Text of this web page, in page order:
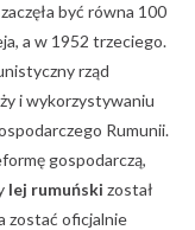
być równa 100
a w 1952 trzeciego.
rząd
i wykorzystywaniu
Rumunii.
gospodarczą,
lej rumuński został
zostać oficjalnie